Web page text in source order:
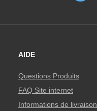
AIDE
Questions Produits
FAQ Site internet
Informations de livraison